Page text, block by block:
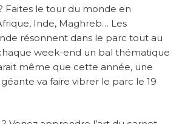
Faites le tour du monde en
Inde, Maghreb… Les
résonnent dans le parc tout au
week-end un bal thématique
même que cette année, une
va faire vibrer le parc le 19